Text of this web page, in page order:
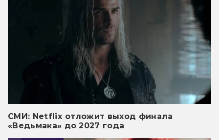
СМИ: Netflix отложит выход финала
«Ведьмака» до 2027 года